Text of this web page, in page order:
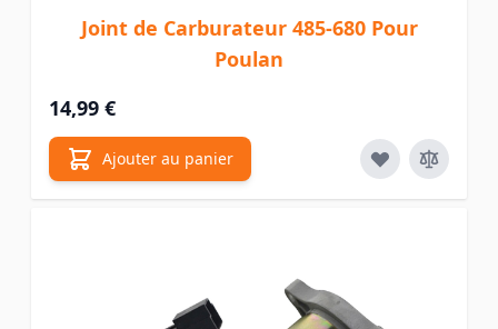
Joint de Carburateur 485-680 Pour
Poulan
14,99 €
Ajouter au panier